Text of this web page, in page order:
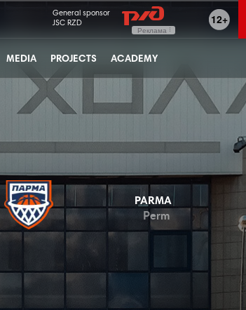
12+
General sponsor
JSC RZD
Реклама
MEDIA PROJECTS ACADEMY
PARMA
Perm